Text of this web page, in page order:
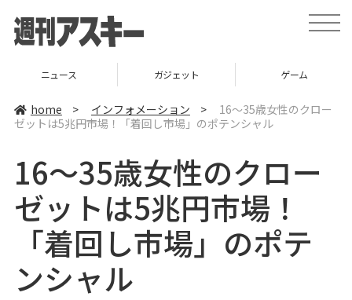
t
o
v
ニュース ガジェット ゲーム
home > インフォメーション >
16～35歳女性のクロー
ゼットは5兆円市場！「着回し市場」のポテンシャル
16～35歳女性のクロー
ゼットは5兆円市場！
「着回し市場」のポテ
ンシャル